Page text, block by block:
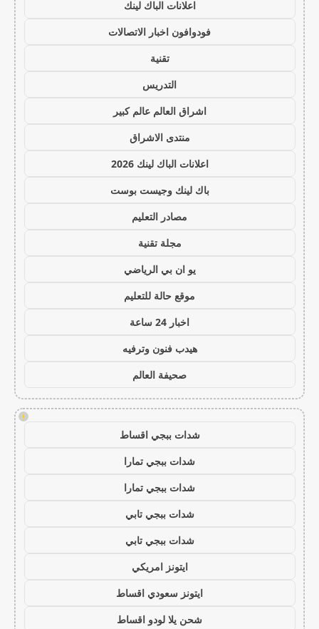
اعلانات الباك لينك
فودوافون اخبار الاتصالات
تقنية
التدريس
اشراق العالم عالم كبير
منتدى الاشراق
اعلانات الباك لينك 2026
باك لينك وجيست بوست
مصادر التعليم
مجلة تقنية
يو ان بي الرياضي
موقع حالة للتعليم
اخبار 24 ساعة
هيدب فنون وترفيه
صحيفة العالم
!
شدات ببجي اقساط
شدات ببجي تمارا
شدات ببجي تمارا
شدات ببجي تابي
شدات ببجي تابي
ايتونز امريكي
ايتونز سعودي اقساط
شحن يلا لودو اقساط